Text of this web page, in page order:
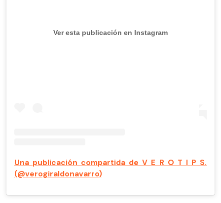
Ver esta publicación en Instagram
Una publicación compartida de V E R O T I P S.
(@verogiraldonavarro)